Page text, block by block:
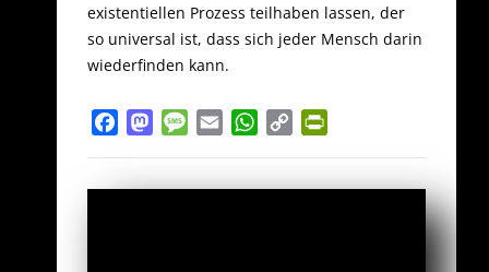
existentiellen Prozess teilhaben lassen, der
so universal ist, dass sich jeder Mensch darin
wiederfinden kann.
FacebookMastodon
Message
Email WhatsApp
Copy